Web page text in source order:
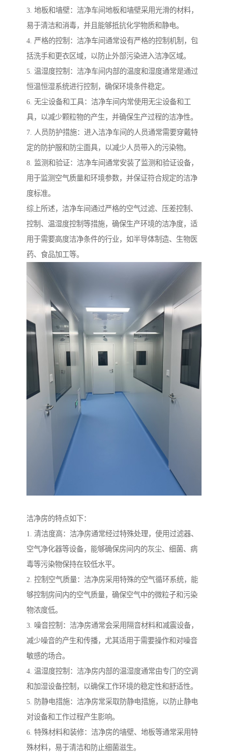
3. 地板和墙壁：洁净车间地板和墙壁采用光滑的材料，
易于清洁和消毒，并且能够抵抗化学物质和静电。
4. 严格的控制：洁净车间通常设有严格的控制机制，包
括洗手和更衣区域，以防止外部污染进入洁净区域。
5. 温湿度控制：洁净车间内部的温度和湿度通常是通过
恒温恒湿系统进行控制，确保环境条件稳定。
6. 无尘设备和工具：洁净车间内常使用无尘设备和工
具，以减少颗粒物的产生，并确保生产过程的洁净性。
7. 人员防护措施：进入洁净车间的人员通常需要穿戴特
定的防护服和防尘面具，以减少人员带入的污染物。
8. 监测和验证：洁净车间通常安装了监测和验证设备，
用于监测空气质量和环境参数，并保证符合规定的洁净
度标准。
综上所述，洁净车间通过严格的空气过滤、压差控制、
控制、温湿度控制等措施，确保生产环境的洁净度，适
用于需要高度洁净条件的行业，如半导体制造、生物医
药、食品加工等。
洁净房的特点如下：
1. 清洁度高：洁净房通常经过特殊处理，使用过滤器、
空气净化器等设备，能够确保房间内的灰尘、细菌、病
毒等污染物保持在较低水平。
2. 控制空气质量：洁净房采用特殊的空气循环系统，能
够控制房间内的空气质量，确保空气中的微粒子和污染
物浓度低。
3. 噪音控制：洁净房通常会采用隔音材料和减震设备，
减少噪音的产生和传播，尤其适用于需要操作和对噪音
敏感的场合。
4. 温湿度控制：洁净房内部的温湿度通常由专门的空调
和加湿设备控制，以确保工作环境的稳定性和舒适性。
5. 防静电措施：洁净房常采取防静电措施，以防止静电
对设备和工作过程产生影响。
6. 特殊材料和装修：洁净房的墙壁、地板等通常采用特
殊材料，易于清洁和防止细菌滋生。